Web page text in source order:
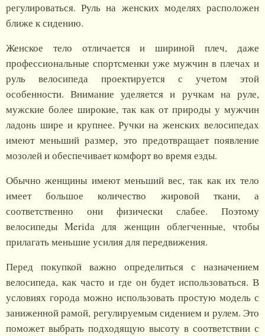
регулироваться. Руль на женских моделях расположен
ближе к сидению.
Женское тело отличается и шириной плеч, даже
профессиональные спортсменки уже мужчин в плечах и
руль велосипеда проектируется с учетом этой
особенности. Внимание уделяется и ручкам на руле,
мужские более широкие, так как от природы у мужчин
ладонь шире и крупнее. Ручки на женских велосипедах
имеют меньший размер, это предотвращает появление
мозолей и обеспечивает комфорт во время езды.
Обычно женщины имеют меньший вес, так как их тело
имеет большое количество жировой ткани, а
соответственно они физически слабее. Поэтому
велосипеды Merida для женщин облегченные, чтобы
прилагать меньшие усилия для передвижения.
Перед покупкой важно определиться с назначением
велосипеда, как часто и где он будет использоваться. В
условиях города можно использовать простую модель с
заниженной рамой, регулируемым сидением и рулем. Это
поможет выбрать подходящую высоту в соответствии с